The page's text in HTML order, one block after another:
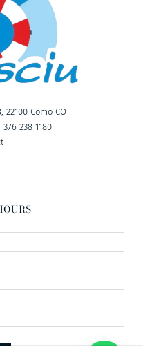
Como CO
376 238 1180